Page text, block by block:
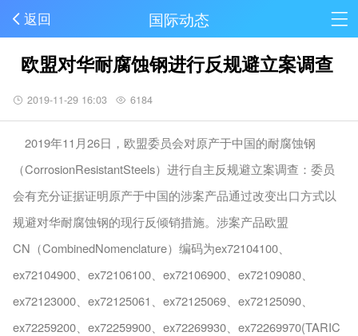
返回 国际动态
欧盟对华耐腐蚀钢进行反规避立案调查
2019-11-29 16:03 6184
2019年11月26日，欧盟委员会对原产于中国的耐腐蚀钢
（CorrosionResistantSteels）进行自主反规避立案调查：委员
会有充分证据证明原产于中国的涉案产品通过改变出口方式以
规避对华耐腐蚀钢的现行反倾销措施。涉案产品欧盟
CN（CombinedNomenclature）编码为ex72104100、
ex72104900、ex72106100、ex72106900、ex72109080、
ex72123000、ex72125061、ex72125069、ex72125090、
ex72259200、ex72259900、ex72269930、ex72269970(TARIC